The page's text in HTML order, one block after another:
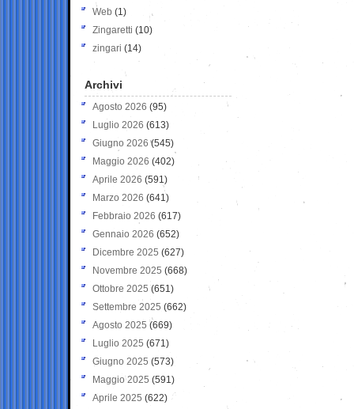
Web (1)
Zingaretti (10)
zingari (14)
Archivi
Agosto 2026 (95)
Luglio 2026 (613)
Giugno 2026 (545)
Maggio 2026 (402)
Aprile 2026 (591)
Marzo 2026 (641)
Febbraio 2026 (617)
Gennaio 2026 (652)
Dicembre 2025 (627)
Novembre 2025 (668)
Ottobre 2025 (651)
Settembre 2025 (662)
Agosto 2025 (669)
Luglio 2025 (671)
Giugno 2025 (573)
Maggio 2025 (591)
Aprile 2025 (622)